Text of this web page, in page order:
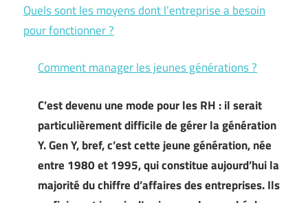
Quels sont les moyens dont l’entreprise a besoin
pour fonctionner ?
Comment manager les jeunes générations ?
C’est devenu une mode pour les RH : il serait
particulièrement difficile de gérer la génération
Y. Gen Y, bref, c’est cette jeune génération, née
entre 1980 et 1995, qui constitue aujourd’hui la
majorité du chiffre d’affaires des entreprises. Ils